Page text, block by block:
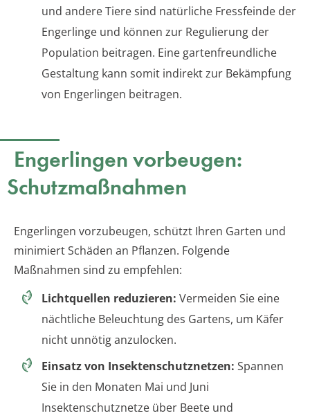
und andere Tiere sind natürliche Fressfeinde der
Engerlinge und können zur Regulierung der
Population beitragen. Eine gartenfreundliche
Gestaltung kann somit indirekt zur Bekämpfung
von Engerlingen beitragen.
Engerlingen vorbeugen:
Schutzmaßnahmen
Engerlingen vorzubeugen, schützt Ihren Garten und
minimiert Schäden an Pflanzen. Folgende
Maßnahmen sind zu empfehlen:
Lichtquellen reduzieren: Vermeiden Sie eine
nächtliche Beleuchtung des Gartens, um Käfer
nicht unnötig anzulocken.
Einsatz von Insektenschutznetzen: Spannen
Sie in den Monaten Mai und Juni
Insektenschutznetze über Beete und